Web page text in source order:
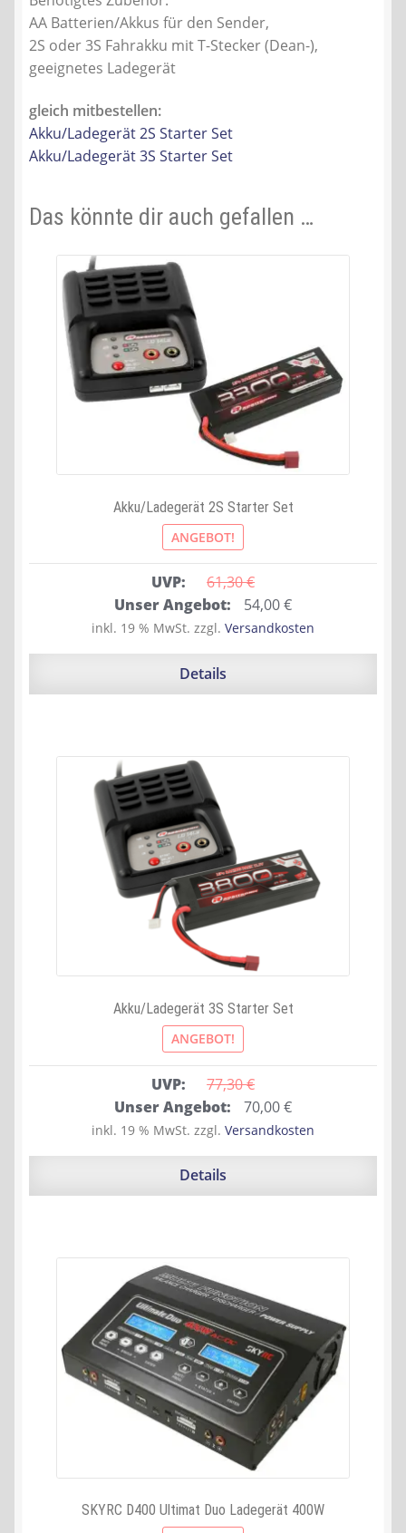
AA Batterien/Akkus für den Sender,
2S oder 3S Fahrakku mit T-Stecker (Dean-),
geeignetes Ladegerät
gleich mitbestellen:
Akku/Ladegerät 2S Starter Set
Akku/Ladegerät 3S Starter Set
Das könnte dir auch gefallen …
Akku/Ladegerät 2S Starter Set
ANGEBOT!
UVP: 61,30 €
Ursprünglicher
Preis
war:
Unser Angebot: 54,00€Aktueller
Preis
ist:
inkl. 19 % MwSt. zzgl. Versandkosten
Details
Akku/Ladegerät 3S Starter Set
ANGEBOT!
UVP: 77,30 €
Ursprünglicher
Preis
war:
Unser Angebot: 70,00€Aktueller
Preis
ist:
inkl. 19 % MwSt. zzgl. Versandkosten
Details
SKYRC D400 Ultimat Duo Ladegerät 400W